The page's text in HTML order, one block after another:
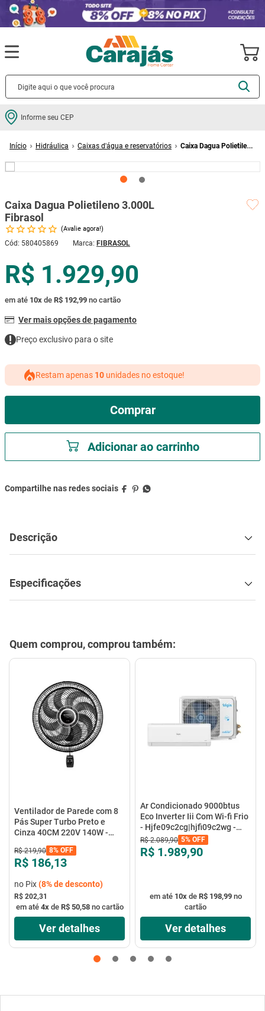
Informe seu CEP
Hidráulica Caixas d'água e reservatórios
Caixa Dagua Polietileno
Caixa Dagua Polietileno 3.000L
Fibrasol
Avalie agora!
Cód: 580405869 FIBRASOL
R$ 1.929,90
em até 10x de R$ 192,99 no cartão
Ver mais opções de pagamento
Preço exclusivo para o site
Restam apenas 10 unidades no estoque!
Comprar
Adicionar ao carrinho
Descrição
Especificações
Quem comprou, comprou também:
Ventilador de Parede com 8
Pás Super Turbo Preto e
Cinza 40CM 220V 140W -
R$ 219,90 8% OFF
R$ 186,13
no Pix(8%de desconto)
R$ 202,31
em até 4xde R$ 50,58no cartão
Ver detalhes
Ar Condicionado 9000btus
Eco Inverter Iii Com Wi-fi Frio
- Hjfe09c2cg|hjfi09c2wg -
Elgin
R$ 2.089,90 5% OFF
R$ 1.989,90
em até 10xde R$ 198,99no
cartão
Ver detalhes
Termos mais buscados
2º porcelanato
5º porta
6º vaso sanitário
7 º tinta
9 º mesa
10º ar condicionado